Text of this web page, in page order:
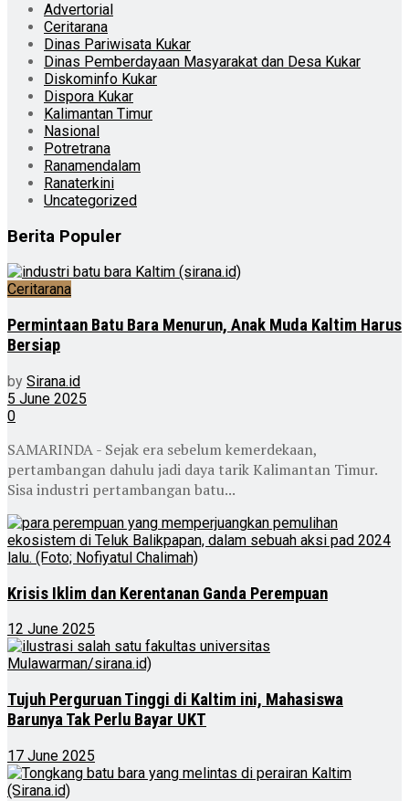
Advertorial
Ceritarana
Dinas Pariwisata Kukar
Dinas Pemberdayaan Masyarakat dan Desa Kukar
Diskominfo Kukar
Dispora Kukar
Kalimantan Timur
Nasional
Potretrana
Ranamendalam
Ranaterkini
Uncategorized
Berita Populer
Ceritarana
Permintaan Batu Bara Menurun, Anak Muda Kaltim Harus
Bersiap
by Sirana.id
5 June 2025
0
SAMARINDA - Sejak era sebelum kemerdekaan,
pertambangan dahulu jadi daya tarik Kalimantan Timur.
Sisa industri pertambangan batu...
Krisis Iklim dan Kerentanan Ganda Perempuan
12 June 2025
Tujuh Perguruan Tinggi di Kaltim ini, Mahasiswa
Barunya Tak Perlu Bayar UKT
17 June 2025